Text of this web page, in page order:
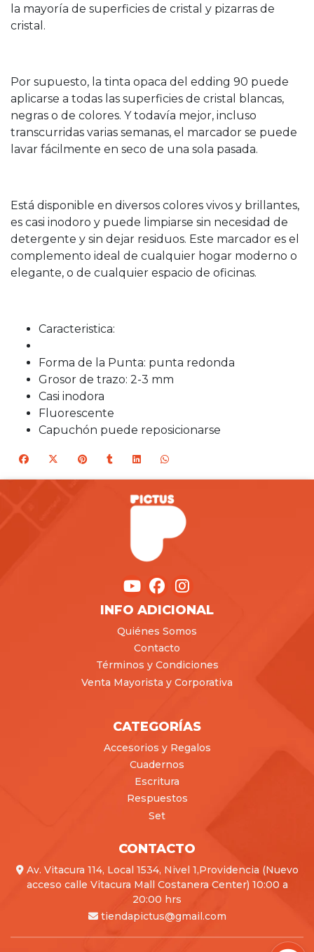
la mayoría de superficies de cristal y pizarras de
cristal.
Por supuesto, la tinta opaca del edding 90 puede
aplicarse a todas las superficies de cristal blancas,
negras o de colores. Y todavía mejor, incluso
transcurridas varias semanas, el marcador se puede
lavar fácilmente en seco de una sola pasada.
Está disponible en diversos colores vivos y brillantes,
es casi inodoro y puede limpiarse sin necesidad de
detergente y sin dejar residuos. Este marcador es el
complemento ideal de cualquier hogar moderno o
elegante, o de cualquier espacio de oficinas.
Caracteristica:
Forma de la Punta: punta redonda
Grosor de trazo: 2-3 mm
Casi inodora
Fluorescente
Capuchón puede reposicionarse
INFO ADICIONAL
Quiénes Somos
Contacto
Términos y Condiciones
Venta Mayorista y Corporativa
CATEGORÍAS
Accesorios y Regalos
Cuadernos
Escritura
Respuestos
Set
CONTACTO
Av. Vitacura 114, Local 1534, Nivel 1,Providencia (Nuevo
acceso calle Vitacura Mall Costanera Center) 10:00 a
20:00 hrs
tiendapictus@gmail.com